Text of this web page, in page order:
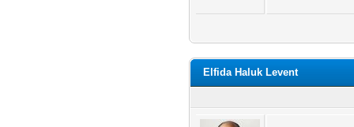
Elfida Haluk Levent